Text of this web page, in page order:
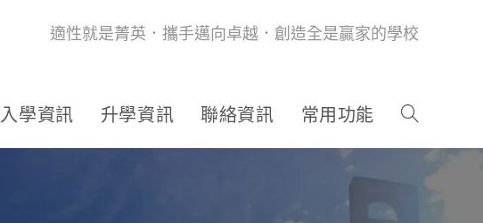
適性就是菁英．攜手邁向卓越．創造全是贏家的學校
入學資訊 升學資訊 聯絡資訊 常用功能